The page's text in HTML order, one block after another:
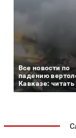
Все новости по
падению
Кавказе: читать